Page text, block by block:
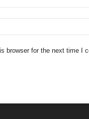
browser for the next time I